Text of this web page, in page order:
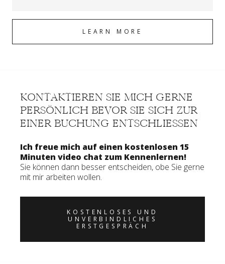
LEARN MORE
KONTAKTIEREN SIE MICH GERNE
PERSÖNLICH BEVOR SIE SICH ZUR
EINER BUCHUNG ENTSCHLIESSEN
Ich freue mich auf einen kostenlosen 15
Minuten video chat zum Kennenlernen!
Sie können dann besser entscheiden, obe Sie gerne
mit mir arbeiten wollen.
KOSTENLOSES UND
UNVERBINDLICHES
ERSTGESPRÄCH